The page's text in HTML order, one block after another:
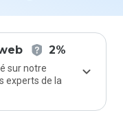
2%
sur notre
experts de la